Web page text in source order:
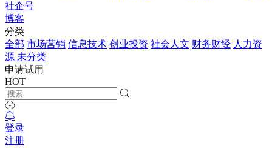
社企号
博客
分类
全部 市场营销 信息技术 创业投资 社会人文 财务财经 人力资
源 未分类
申请试用
HOT
登录
注册